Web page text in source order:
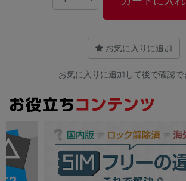
お気に入りに追加
お気に入りに追加して後で確認で